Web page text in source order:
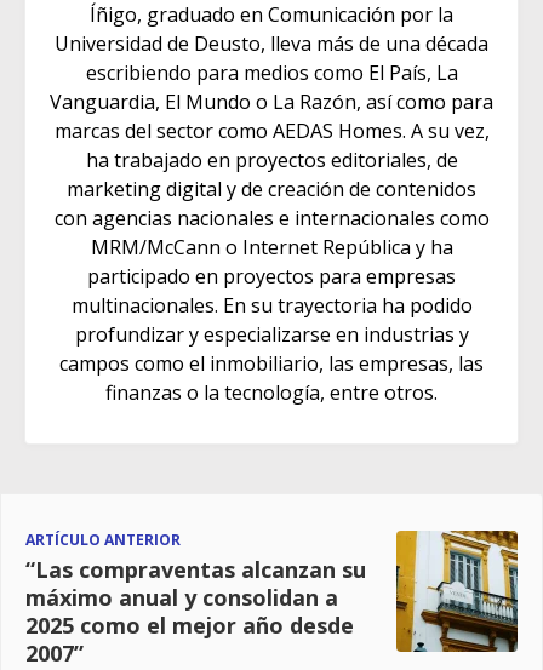
Íñigo, graduado en Comunicación por la
Universidad de Deusto, lleva más de una década
escribiendo para medios como El País, La
Vanguardia, El Mundo o La Razón, así como para
marcas del sector como AEDAS Homes. A su vez,
ha trabajado en proyectos editoriales, de
marketing digital y de creación de contenidos
con agencias nacionales e internacionales como
MRM/McCann o Internet República y ha
participado en proyectos para empresas
multinacionales. En su trayectoria ha podido
profundizar y especializarse en industrias y
campos como el inmobiliario, las empresas, las
finanzas o la tecnología, entre otros.
ARTÍCULO ANTERIOR
“Las compraventas alcanzan su
máximo anual y consolidan a
2025 como el mejor año desde
2007”